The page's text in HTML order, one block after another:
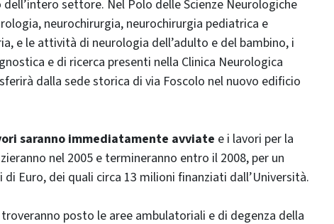
settore. Nel Polo delle Scienze Neurologiche
neurochirurgia, neurochirurgia pediatrica e
e le attività di neurologia dell’adulto e del bambino, i
e di ricerca presenti nella Clinica Neurologica
dalla sede storica di via Foscolo nel nuovo edificio
saranno immediatamente avviate e i lavori per la
nel 2005 e termineranno entro il 2008, per un
Euro, dei quali circa 13 milioni finanziati dall’Università.
posto le aree ambulatoriali e di degenza della